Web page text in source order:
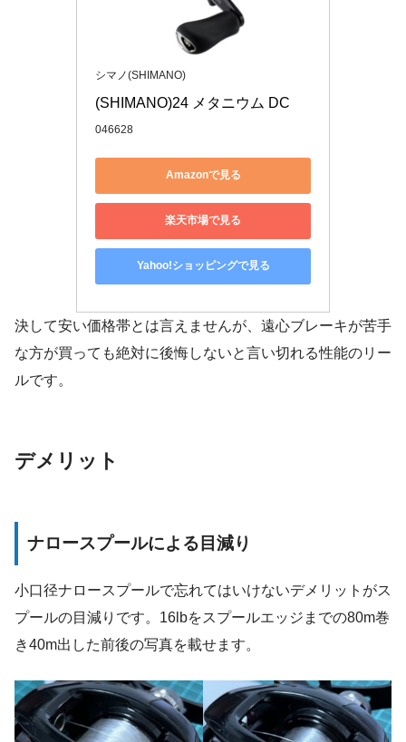
シマノ(SHIMANO)
(SHIMANO)24 メタニウム DC
046628
Amazonで見る
楽天市場で見る
Yahoo!ショッピングで見る
決して安い価格帯とは言えませんが、遠心ブレーキが苦手
な方が買っても絶対に後悔しないと言い切れる性能のリー
ルです。
デメリット
ナロースプールによる目減り
小口径ナロースプールで忘れてはいけないデメリットがス
プールの目減りです。16lbをスプールエッジまでの80m巻
き40m出した前後の写真を載せます。